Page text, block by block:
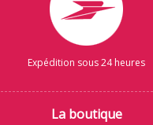
Expédition sous 24 heures
La boutique